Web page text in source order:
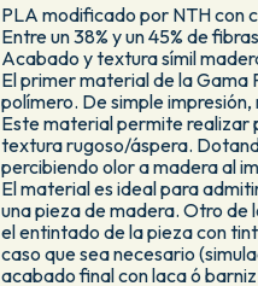
PLA modificado por NTH con
Entre un 38% y un 45% de fibras
Acabado y textura símil
El primer material de la
polímero. De simple
Este material permite realizar
textura rugoso/áspera.
percibiendo olor a madera al
El material es ideal para
una pieza de madera. Otro de
el entintado de la pieza con
caso que sea necesario
acabado final con laca ó